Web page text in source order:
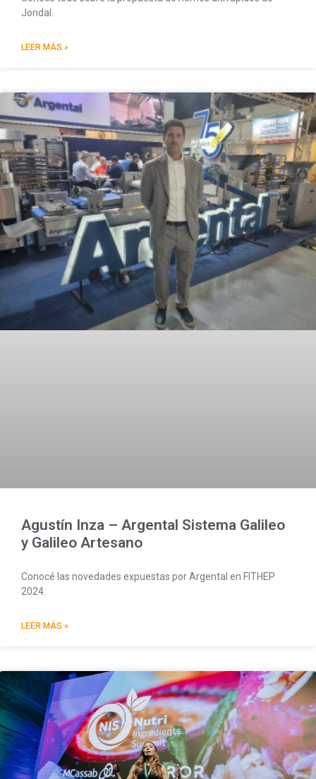
Jondal.
LEER MÁS »
Agustín Inza – Argental Sistema Galileo
y Galileo Artesano
Conocé las novedades expuestas por Argental en FITHEP
2024.
LEER MÁS »